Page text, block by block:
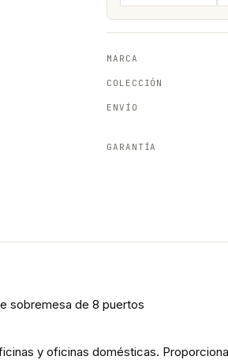
MARCA
COLECCIÓN
ENVÍO
GARANTÍA
sobremesa de 8 puertos
y oficinas domésticas.